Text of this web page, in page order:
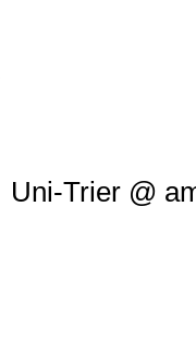
Uni-Trier @